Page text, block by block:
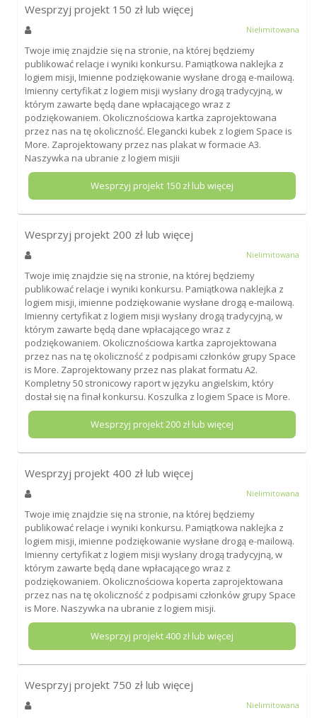
Wesprzyj projekt 150 zł lub więcej
Nielimitowana
Twoje imię znajdzie się na stronie, na której będziemy
publikować relacje i wyniki konkursu. Pamiątkowa naklejka z
logiem misji, Imienne podziękowanie wysłane drogą e-mailową.
Imienny certyfikat z logiem misji wysłany drogą tradycyjną, w
którym zawarte będą dane wpłacającego wraz z
podziękowaniem. Okolicznościowa kartka zaprojektowana
przez nas na tę okoliczność. Elegancki kubek z logiem Space is
More. Zaprojektowany przez nas plakat w formacie A3.
Naszywka na ubranie z logiem misjii
Wesprzyj projekt 150zł lub więcej
Wesprzyj projekt 200 zł lub więcej
Nielimitowana
Twoje imię znajdzie się na stronie, na której będziemy
publikować relacje i wyniki konkursu. Pamiątkowa naklejka z
logiem misji, imienne podziękowanie wysłane drogą e-mailową.
Imienny certyfikat z logiem misji wysłany drogą tradycyjną, w
którym zawarte będą dane wpłacającego wraz z
podziękowaniem. Okolicznościowa kartka zaprojektowana
przez nas na tę okoliczność z podpisami członków grupy Space
is More. Zaprojektowany przez nas plakat formatu A2.
Kompletny 50 stronicowy raport w języku angielskim, który
dostał się na finał konkursu. Koszulka z logiem Space is More.
Wesprzyj projekt200zł lub więcej
Wesprzyj projekt 400 zł lub więcej
Nielimitowana
Twoje imię znajdzie się na stronie, na której będziemy
publikować relacje i wyniki konkursu. Pamiątkowa naklejka z
logiem misji, imienne podziękowanie wysłane drogą e-mailową.
Imienny certyfikat z logiem misji wysłany drogą tradycyjną, w
którym zawarte będą dane wpłacającego wraz z
podziękowaniem. Okolicznościowa koperta zaprojektowana
przez nas na tę okoliczność z podpisami członków grupy Space
is More. Naszywka na ubranie z logiem misji.
Wesprzyj projekt400zł lub więcej
Wesprzyj projekt 750 zł lub więcej
Nielimitowana